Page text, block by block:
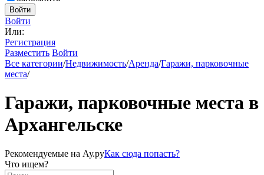
Войти
Войти
Или:
Регистрация
Разместить Войти
Все категории/Недвижимость/Аренда/Гаражи, парковочные
места/
Гаражи, парковочные места в
Архангельске
Рекомендуемые на Ау.руКак сюда попасть?
Что ищем?